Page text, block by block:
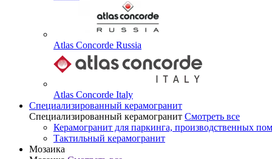
Atlas Concorde Russia
Atlas Concorde Italy
Специализированный керамогранит
Специализированный керамогранит Смотреть все
Керамогранит для паркинга, производственных
Тактильный керамогранит
Мозаика